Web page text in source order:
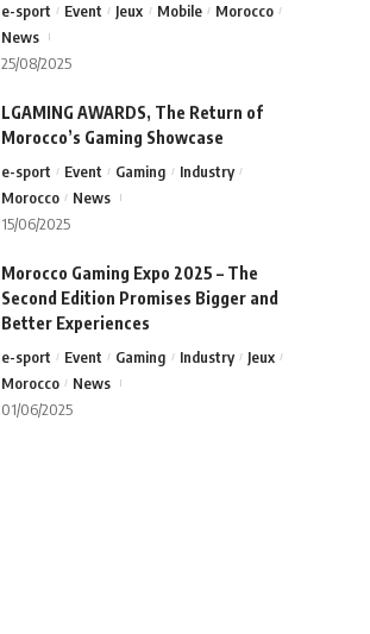
e-sport Event Jeux Mobile
Morocco
News
25/08/2025
LGAMING AWARDS, The Return of
Morocco’s Gaming Showcase
e-sport Event Gaming
Industry
Morocco
News
15/06/2025
Morocco Gaming Expo 2025 – The
Second Edition Promises Bigger and
Better Experiences
e-sport Event Gaming Industry
Jeux
Morocco
News
01/06/2025